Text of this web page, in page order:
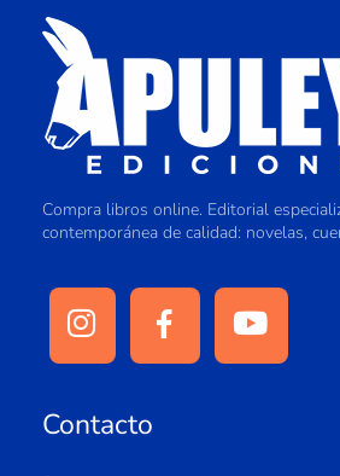
Compra libros online. Editorial
contemporánea de calidad: novelas,
Contacto